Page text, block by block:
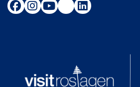
Följ oss på Facebook
Följ oss på Instagram
Följ oss på Youtube
TikTokLinkedIn